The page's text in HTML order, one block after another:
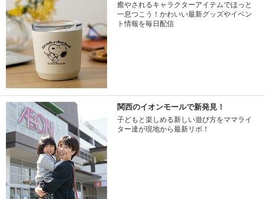
癒やされるキャラクターアイテムでほっと
一息つこう！かわいい最新グッズやイベン
ト情報を毎日配信
関西のイオンモールで新発見！
子どもと楽しめる新しい遊び方をママライ
ター達が現地から最新リポ！